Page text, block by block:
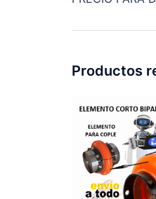
Productos